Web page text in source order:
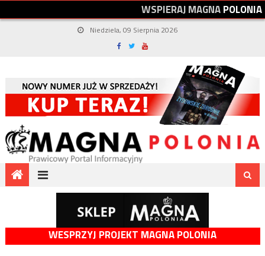
WSPIERAJMAGNAPOLONIA
Niedziela, 09 Sierpnia 2026
WESPRZYJ PROJEKT MAGNA POLONIA